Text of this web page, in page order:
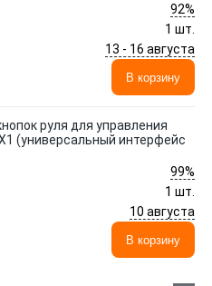
92%
1 шт.
13 - 16 августа
В корзину
руля для управления
(универсальный интерфейс
99%
1 шт.
10 августа
В корзину